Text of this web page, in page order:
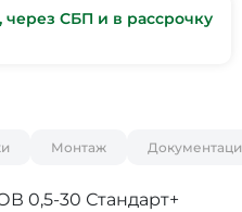
через СБП и в рассрочку
Монтаж
0,5-30 Стандарт+